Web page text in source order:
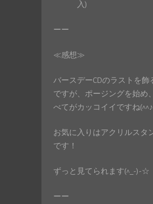
入)
ーー
≪感想≫
バースデーCDのラストを飾
ですが、ポージングを始め
べてがカッコイイですね(^^♪
お気に入りはアクリルスタ
です！
ずっと見てられます(^_-)-☆
ーー